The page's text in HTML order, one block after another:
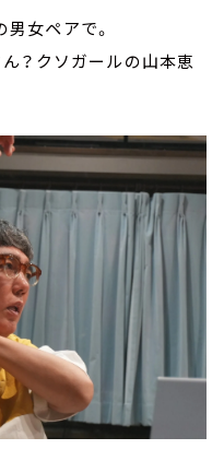
女ペアで。
ん？クソガールの山本恵